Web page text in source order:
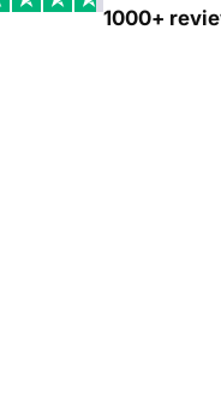
1000+